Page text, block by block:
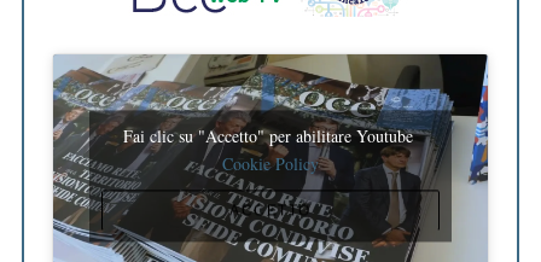
Fai clic su "Accetto" per abilitare Youtube
Cookie Policy
ACCETTO